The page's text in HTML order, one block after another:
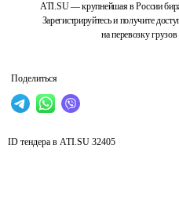
ATI.SU — крупнейшая в России
Зарегистрируйтесь и получите
на перевозку
Поделиться
ID тендера в ATI.SU 32405